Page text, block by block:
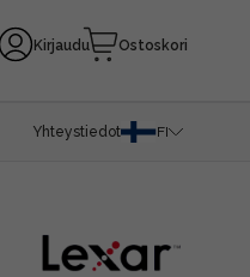
Kirjaudu Ostoskori
Yhteystiedot FI